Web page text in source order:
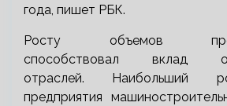
года, пишет РБК.
Росту объемов
способствовал вклад
отраслей. Наибольший
предприятия